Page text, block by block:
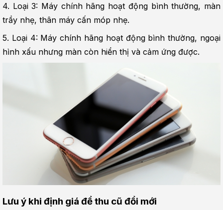
4. Loại 3: Máy chính hãng hoạt động bình thường, màn
trầy nhẹ, thân máy cấn móp nhẹ.
5. Loại 4: Máy chính hãng hoạt động bình thường, ngoại
hình xấu nhưng màn còn hiển thị và cảm ứng được.
Lưu ý khi định giá để thu cũ đổi mới